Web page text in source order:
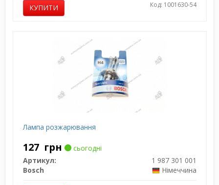
КУПИТИ Код: 1001630-54
Лампа розжарювання
127 грн
сьогодні
Артикул:
1 987 301 001
Bosch
Німеччина